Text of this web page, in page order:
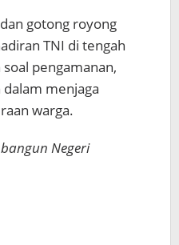
gotong royong
TNI di tengah
pengamanan,
menjaga
warga.
Negeri